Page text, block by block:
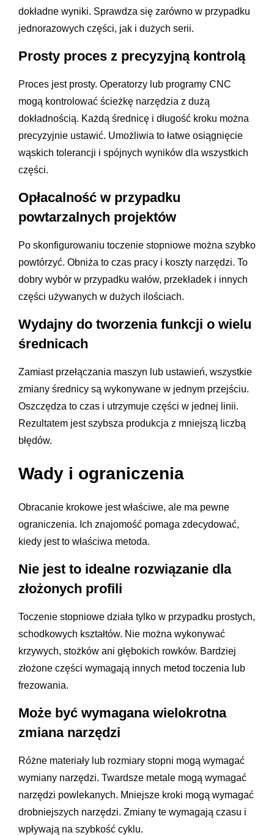
dokładne wyniki. Sprawdza się zarówno w przypadku
jednorazowych części, jak i dużych serii.
Prosty proces z precyzyjną kontrolą
Proces jest prosty. Operatorzy lub programy CNC
mogą kontrolować ścieżkę narzędzia z dużą
dokładnością. Każdą średnicę i długość kroku można
precyzyjnie ustawić. Umożliwia to łatwe osiągnięcie
wąskich tolerancji i spójnych wyników dla wszystkich
części.
Opłacalność w przypadku
powtarzalnych projektów
Po skonfigurowaniu toczenie stopniowe można szybko
powtórzyć. Obniża to czas pracy i koszty narzędzi. To
dobry wybór w przypadku wałów, przekładek i innych
części używanych w dużych ilościach.
Wydajny do tworzenia funkcji o wielu
średnicach
Zamiast przełączania maszyn lub ustawień, wszystkie
zmiany średnicy są wykonywane w jednym przejściu.
Oszczędza to czas i utrzymuje części w jednej linii.
Rezultatem jest szybsza produkcja z mniejszą liczbą
błędów.
Wady i ograniczenia
Obracanie krokowe jest właściwe, ale ma pewne
ograniczenia. Ich znajomość pomaga zdecydować,
kiedy jest to właściwa metoda.
Nie jest to idealne rozwiązanie dla
złożonych profili
Toczenie stopniowe działa tylko w przypadku prostych,
schodkowych kształtów. Nie można wykonywać
krzywych, stożków ani głębokich rowków. Bardziej
złożone części wymagają innych metod toczenia lub
frezowania.
Może być wymagana wielokrotna
zmiana narzędzi
Różne materiały lub rozmiary stopni mogą wymagać
wymiany narzędzi. Twardsze metale mogą wymagać
narzędzi powlekanych. Mniejsze kroki mogą wymagać
drobniejszych narzędzi. Zmiany te wymagają czasu i
wpływają na szybkość cyklu.